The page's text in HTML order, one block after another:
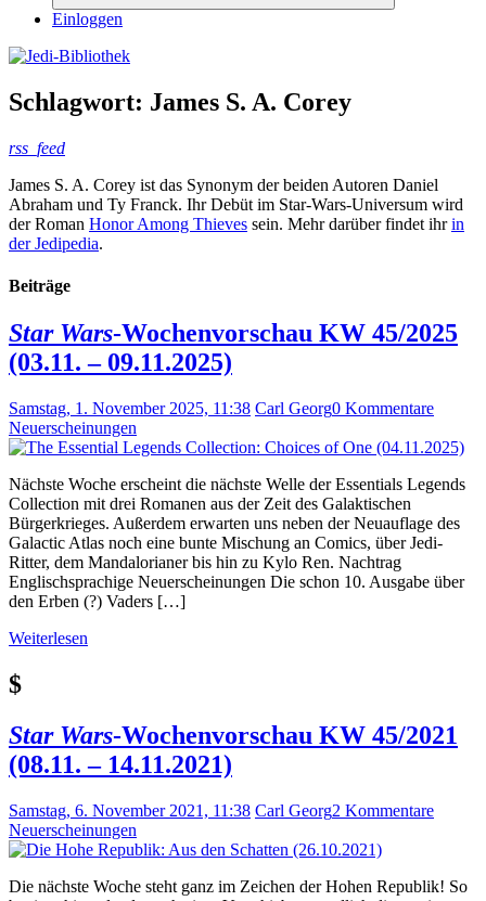
Suchen
Einloggen
Schlagwort: James S. A. Corey
rss_feed
James S. A. Corey ist das Synonym der beiden Autoren Daniel
Abraham und Ty Franck. Ihr Debüt im Star-Wars-Universum wird
der Roman Honor Among Thieves sein. Mehr darüber findet ihrin
der Jedipedia.
Beiträge
Star Wars-Wochenvorschau KW 45/2025
(03.11. – 09.11.2025)
Samstag, 1. November 2025, 11:38 Carl Georg0 Kommentare
Neuerscheinungen
Nächste Woche erscheint die nächste Welle der Essentials Legends
Collection mit drei Romanen aus der Zeit des Galaktischen
Bürgerkrieges. Außerdem erwarten uns neben der Neuauflage des
Galactic Atlas noch eine bunte Mischung an Comics, über Jedi-
Ritter, dem Mandalorianer bis hin zu Kylo Ren. Nachtrag
Englischsprachige Neuerscheinungen Die schon 10. Ausgabe über
den Erben (?) Vaders […]
Weiterlesen
$
Star Wars-Wochenvorschau KW 45/2021
(08.11. – 14.11.2021)
Samstag, 6. November 2021, 11:38 Carl Georg2 Kommentare
Neuerscheinungen
Die nächste Woche steht ganz im Zeichen der Hohen Republik! So